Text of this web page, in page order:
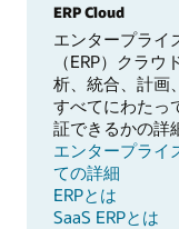
ERP Cloud
エンタープライ
（ERP）クラ
析、統合、計画
すべてにわたっ
証できるかの詳
エンタープライ
ての詳細
ERPとは
SaaS ERPとは